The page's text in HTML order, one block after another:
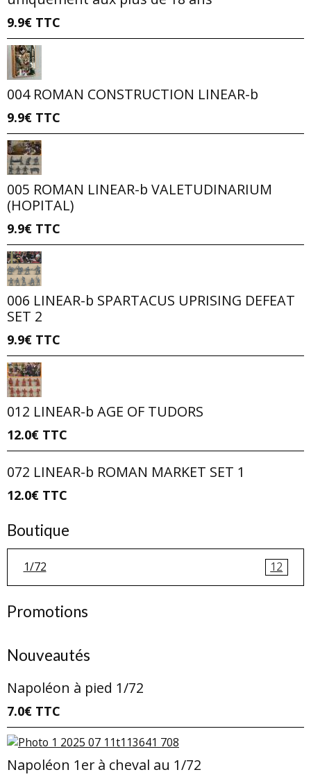
9.9€ TTC
004 ROMAN CONSTRUCTION LINEAR-b
9.9€ TTC
005 ROMAN LINEAR-b VALETUDINARIUM
(HOPITAL)
9.9€ TTC
006 LINEAR-b SPARTACUS UPRISING DEFEAT
SET 2
9.9€ TTC
012 LINEAR-b AGE OF TUDORS
12.0€ TTC
072 LINEAR-b ROMAN MARKET SET 1
12.0€ TTC
Boutique
1/72 12
Promotions
Nouveautés
Napoléon à pied 1/72
7.0€ TTC
Napoléon 1er à cheval au 1/72